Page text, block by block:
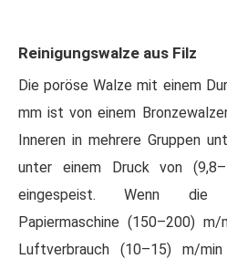
Reinigungswalze aus Filz
Die poröse Walze mit einem
mm ist von einem
Inneren in mehrere Gruppen
unter einem Druck von
eingespeist. Wenn die
Papiermaschine (150–200)
Luftverbrauch (10–15) m/